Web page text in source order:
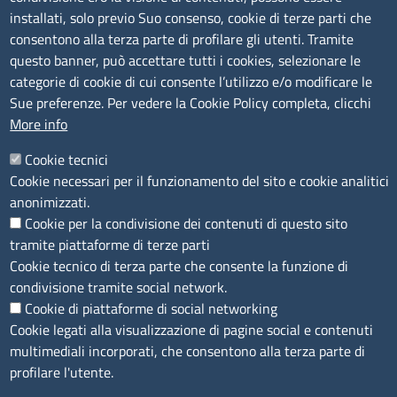
C.F.: 01484460587
P.Iva: 01000211001
SERVIZIO REALIZZATO DA
SEGUICI SU
MENÙ PRIVACY
Note legali Privacy e cookie policy Accesso riservato
installati, solo previo Suo consenso, cookie di terze parti che
consentono alla terza parte di profilare gli utenti. Tramite
questo banner, può accettare tutti i cookies, selezionare le
categorie di cookie di cui consente l’utilizzo e/o modificare le
Sue preferenze. Per vedere la Cookie Policy completa, clicchi
More info
Cookie tecnici
Cookie necessari per il funzionamento del sito e cookie analitici
anonimizzati.
Cookie per la condivisione dei contenuti di questo sito
tramite piattaforme di terze parti
Cookie tecnico di terza parte che consente la funzione di
condivisione tramite social network.
Cookie di piattaforme di social networking
Cookie legati alla visualizzazione di pagine social e contenuti
multimediali incorporati, che consentono alla terza parte di
profilare l'utente.